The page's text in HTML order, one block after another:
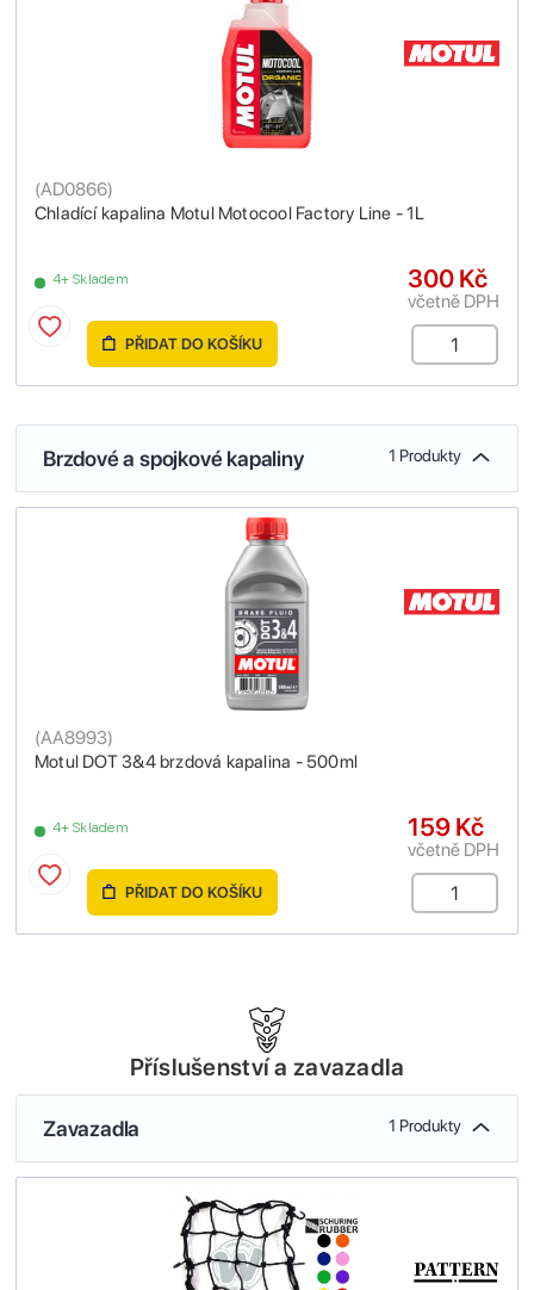
Chladící kapalina Motul Motocool Factory Line - 1L
(AD0866)
4+ Skladem 300 Kč
včetně DPH
PŘIDAT DO KOŠÍKU
Brzdové a spojkové kapaliny 1 Produkty
Motul DOT 3&4 brzdová kapalina - 500ml
(AA8993)
4+ Skladem 159 Kč
včetně DPH
PŘIDAT DO KOŠÍKU
Příslušenství a zavazadla
Zavazadla 1 Produkty